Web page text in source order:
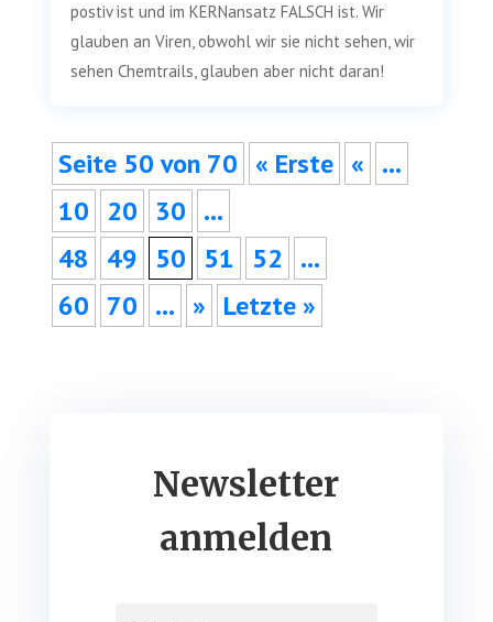
pos­tiv ist und im KERN­an­satz FALSCH ist. Wir
glau­ben an Viren, obwohl wir sie nicht sehen, wir
sehen Chem­trails, glau­ben aber nicht daran!
Sei­te 50 von 70 « Ers­te « …
10
20 30 …
48
49 50 51 52
…
60 70 … » Letz­te »
Newsletter
anmelden